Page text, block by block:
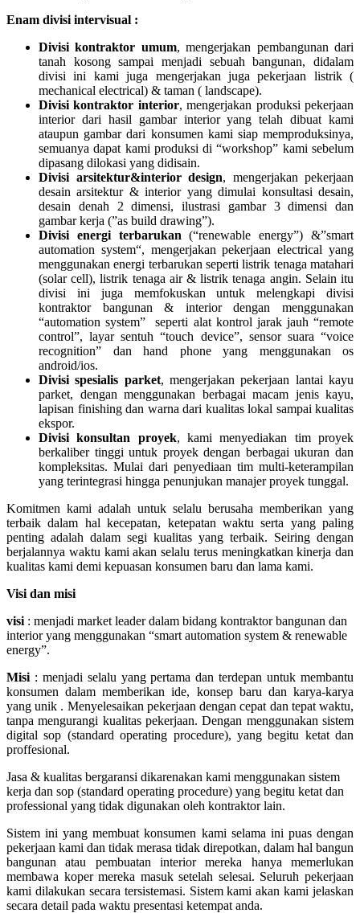
Enam divisi intervisual :
Divisi kontraktor umum, mengerjakan pembangunan dari
tanah kosong sampai menjadi sebuah bangunan, didalam
divisi ini kami juga mengerjakan juga pekerjaan listrik (
mechanical electrical) & taman ( landscape).
Divisi kontraktor interior, mengerjakan produksi pekerjaan
interior dari hasil gambar interior yang telah dibuat kami
ataupun gambar dari konsumen kami siap memproduksinya,
semuanya dapat kami produksi di “workshop” kami sebelum
dipasang dilokasi yang didisain.
Divisi arsitektur&interior design, mengerjakan pekerjaan
desain arsitektur & interior yang dimulai konsultasi desain,
desain denah 2 dimensi, ilustrasi gambar 3 dimensi dan
gambar kerja (”as build drawing”).
Divisi energi terbarukan (“renewable energy”) &”smart
automation system“, mengerjakan pekerjaan electrical yang
menggunakan energi terbarukan seperti listrik tenaga matahari
(solar cell), listrik tenaga air & listrik tenaga angin. Selain itu
divisi ini juga memfokuskan untuk melengkapi divisi
kontraktor bangunan & interior dengan menggunakan
“automation system” seperti alat kontrol jarak jauh “remote
control”, layar sentuh “touch device”, sensor suara “voice
recognition” dan hand phone yang menggunakan os
android/ios.
Divisi spesialis parket, mengerjakan pekerjaan lantai kayu
parket, dengan menggunakan berbagai macam jenis kayu,
lapisan finishing dan warna dari kualitas lokal sampai kualitas
ekspor.
Divisi konsultan proyek, kami menyediakan tim proyek
berkaliber tinggi untuk proyek dengan berbagai ukuran dan
kompleksitas. Mulai dari penyediaan tim multi-keterampilan
yang terintegrasi hingga penunjukan manajer proyek tunggal.
Komitmen kami adalah untuk selalu berusaha memberikan yang
terbaik dalam hal kecepatan, ketepatan waktu serta yang paling
penting adalah dalam segi kualitas yang terbaik. Seiring dengan
berjalannya waktu kami akan selalu terus meningkatkan kinerja dan
kualitas kami demi kepuasan konsumen baru dan lama kami.
Visi dan misi
visi : menjadi market leader dalam bidang kontraktor bangunan dan
interior yang menggunakan “smart automation system & renewable
energy”.
Misi : menjadi selalu yang pertama dan terdepan untuk membantu
konsumen dalam memberikan ide, konsep baru dan karya-karya
yang unik . Menyelesaikan pekerjaan dengan cepat dan tepat waktu,
tanpa mengurangi kualitas pekerjaan. Dengan menggunakan sistem
digital sop (standard operating procedure), yang begitu ketat dan
proffesional.
Jasa & kualitas bergaransi dikarenakan kami menggunakan sistem
kerja dan sop (standard operating procedure) yang begitu ketat dan
professional yang tidak digunakan oleh kontraktor lain.
Sistem ini yang membuat konsumen kami selama ini puas dengan
pekerjaan kami dan tidak merasa tidak direpotkan, dalam hal bangun
bangunan atau pembuatan interior mereka hanya memerlukan
membawa koper mereka masuk setelah selesai. Seluruh pekerjaan
kami dilakukan secara tersistemasi. Sistem kami akan kami jelaskan
secara detail pada waktu presentasi ketempat anda.